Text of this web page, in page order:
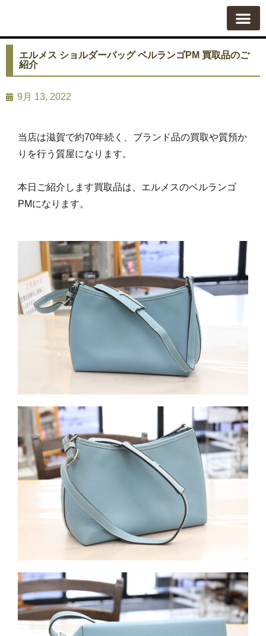
エルメス ショルダーバッグ ベルランゴPM 買取品のご
紹介
9月 13, 2022
当店は滋賀で約70年続く、ブランド品の買取や質預か
りを行う質屋になります。
本日ご紹介します買取品は、エルメスのベルランゴ
PMになります。